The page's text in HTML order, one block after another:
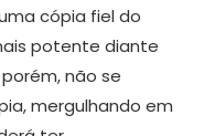
cópia fiel do
potente diante
não se
mergulhando em